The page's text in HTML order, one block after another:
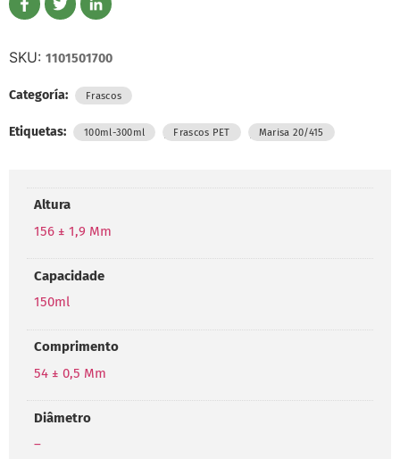
SKU: 1101501700
Categoría: Frascos
Etiquetas: 100ml-300ml Frascos PET , Marisa 20/415
Altura
156 ± 1,9 Mm
Capacidade
150ml
Comprimento
54 ± 0,5 Mm
Diâmetro
–